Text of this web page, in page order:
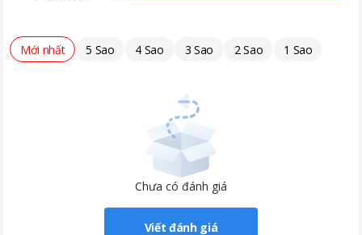
Mới nhất 5 Sao 4 Sao 3 Sao 2 Sao 1 Sao
Chưa có đánh giá
Viết đánh giá